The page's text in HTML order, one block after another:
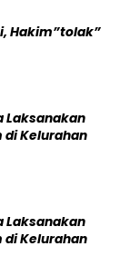
Hakim”tolak”
Laksanakan
di Kelurahan
Laksanakan
di Kelurahan